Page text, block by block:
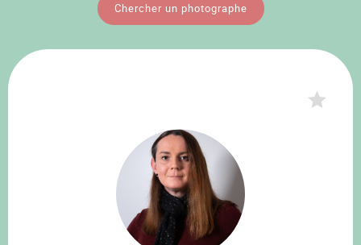
Chercher un photographe